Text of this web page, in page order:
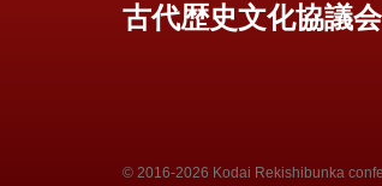
古代歴史文化協議会
© 2016-2026 Kodai Rekishibunka